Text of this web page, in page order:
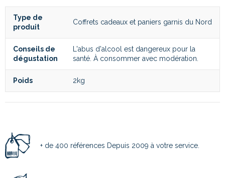
Type de
produit
Coffrets cadeaux et paniers garnis du Nord
Conseils de
dégustation
L'abus d'alcool est dangereux pour la
santé. À consommer avec modération.
Poids 2kg
+ de 400 références Depuis 2009 à votre service.